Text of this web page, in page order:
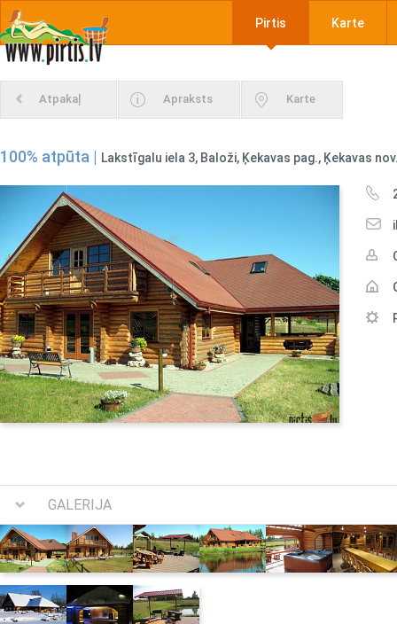
Pirtis Karte
Atpakaļ Apraksts Karte
100% atpūta | Lakstīgalu iela 3, Baloži, Ķekavas pag., Ķekavas
GALERIJA